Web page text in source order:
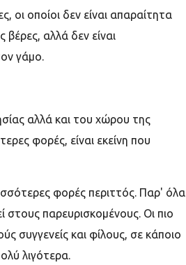
οι οποίοι δεν είναι απαραίτητα
βέρες, αλλά δεν είναι
γάμο.
αλλά και του χώρου της
φορές, είναι εκείνη που
φορές περιττός. Παρ' όλα
στους παρευρισκομένους. Οι πιο
συγγενείς και φίλους, σε κάποιο
λιγότερα.